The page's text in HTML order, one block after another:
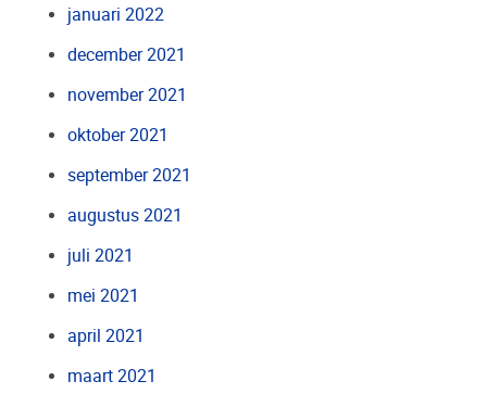
januari 2022
december 2021
november 2021
oktober 2021
september 2021
augustus 2021
juli 2021
mei 2021
april 2021
maart 2021